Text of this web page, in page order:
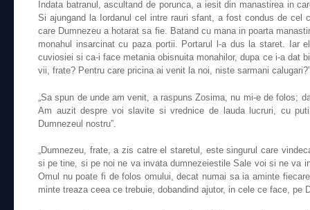
Indata batranul, ascultand de porunca, a iesit din manastirea in
Si ajungand la Iordanul cel intre rauri sfant, a fost condus de cel
care Dumnezeu a hotarat sa fie. Batand cu mana in poarta
monahul insarcinat cu paza portii. Portarul l-a dus la staret. Iar
cuviosiei si ca-i face metania obisnuita monahilor, dupa ce i-a dat
vii, frate? Pentru care pricina ai venit la noi, niste sarmani
„Sa spun de unde am venit, a raspuns Zosima, nu mi-e de folos;
Am auzit despre voi slavite si vrednice de lauda lucruri, cu
Dumnezeul nostru”.
„Dumnezeu, frate, a zis catre el staretul, este singurul care
si pe tine, si pe noi ne va invata dumnezeiestile Sale voi si ne va
Omul nu poate fi de folos omului, decat numai sa ia aminte
minte treaza ceea ce trebuie, dobandind ajutor, in cele ce face, pe